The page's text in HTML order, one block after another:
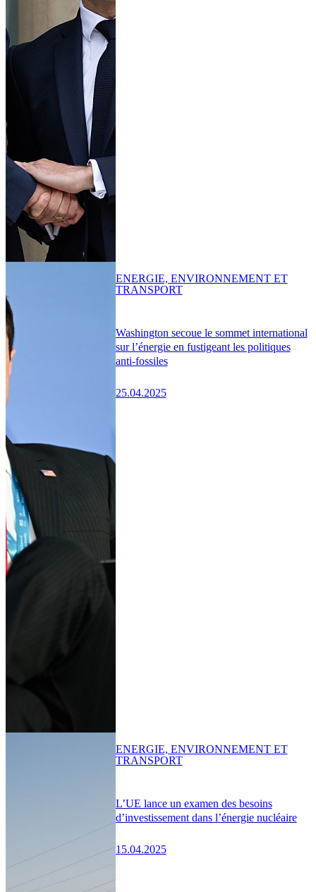
Washington secoue le sommet international
sur l’énergie en fustigeant les politiques
anti-fossiles
25.04.2025
ENERGIE, ENVIRONNEMENT ET
TRANSPORT
L’UE lance un examen des besoins
d’investissement dans l’énergie nucléaire
15.04.2025
ENERGIE, ENVIRONNEMENT ET
TRANSPORT